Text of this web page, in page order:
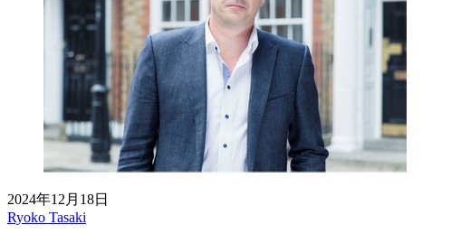
2024年12月18日
Ryoko Tasaki